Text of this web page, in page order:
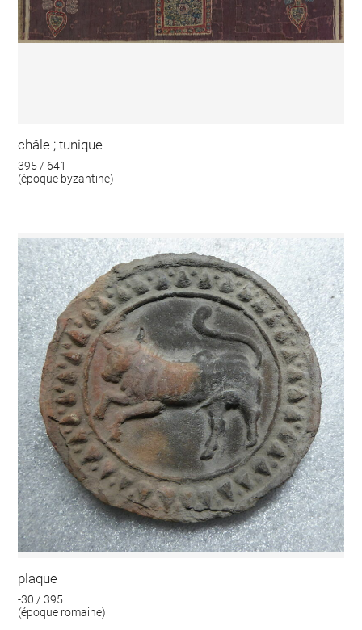
châle ; tunique
395 / 641
(époque byzantine)
plaque
-30 / 395
(époque romaine)